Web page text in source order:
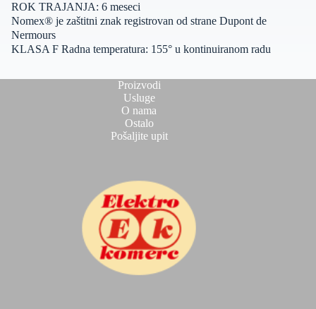
ROK TRAJANJA: 6 meseci
Nomex® je zaštitni znak registrovan od strane Dupont de
Nermours
KLASA F Radna temperatura: 155° u kontinuiranom radu
Proizvodi
Usluge
O nama
Ostalo
Pošaljite upit